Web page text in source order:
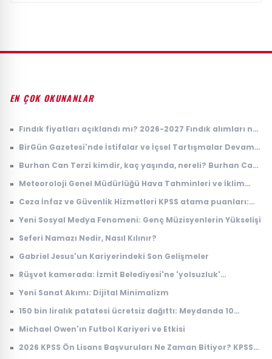
EN ÇOK OKUNANLAR
» Fındık fiyatları açıklandı mı? 2026-2027 Fındık alımları ne
» BirGün Gazetesi'nde İstifalar ve İçsel Tartışmalar Devam
» Burhan Can Terzi kimdir, kaç yaşında, nereli? Burhan Can
» Meteoroloji Genel Müdürlüğü Hava Tahminleri ve İklim
» Ceza İnfaz ve Güvenlik Hizmetleri KPSS atama puanları:
» Yeni Sosyal Medya Fenomeni: Genç Müzisyenlerin Yükselişi
» Seferi Namazı Nedir, Nasıl Kılınır?
» Gabriel Jesus'un Kariyerindeki Son Gelişmeler
» Rüşvet kamerada: İzmit Belediyesi'ne 'yolsuzluk'
» Yeni Sanat Akımı: Dijital Minimalizm
» 150 bin liralık patatesi ücretsiz dağıttı: Meydanda 10
» Michael Owen'ın Futbol Kariyeri ve Etkisi
» 2026 KPSS Ön Lisans Başvuruları Ne Zaman Bitiyor? KPSS